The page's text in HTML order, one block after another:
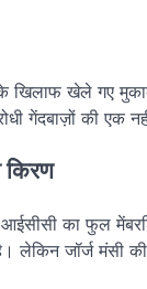
के खिलाफ खेले गए
गेंदबाज़ों की
किरण
आईसीसी का फुल
जॉर्ज मंसी